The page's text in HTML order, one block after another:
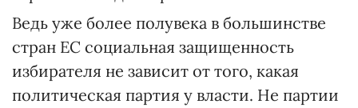
Ведь уже более полувека в большинстве
стран ЕС социальная защищенность
избирателя не зависит от того, какая
политическая партия у власти. Не партии